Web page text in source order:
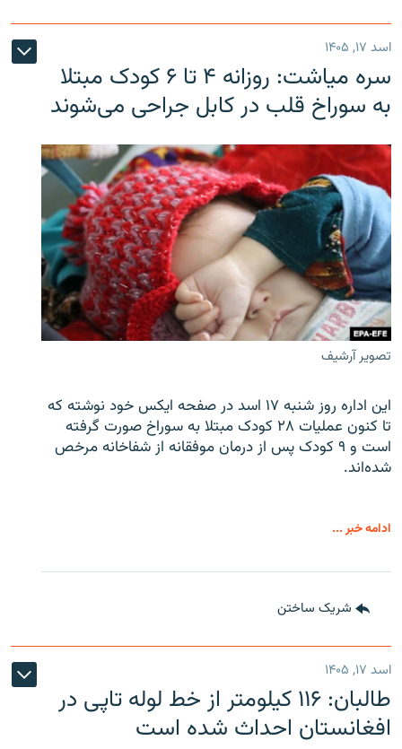
اسد ۱۷, ۱۴۰۵
سره‌ میاشت: روزانه ۴ تا ۶ کودک مبتلا
به سوراخ قلب در کابل جراحی می‌شوند
تصویر آرشیف
این اداره روز شنبه ۱۷ اسد در صفحه ایکس خود نوشته که
تا کنون عملیات ۲۸ کودک مبتلا به سوراخ صورت گرفته
است و ۹ کودک پس از درمان موفقانه از شفاخانه مرخص
شده‌اند.
ادامه خبر ...
شریک ساختن
اسد ۱۷, ۱۴۰۵
طالبان: ۱۱۶ کیلومتر از خط لوله تاپی در
افغانستان احداث شده است